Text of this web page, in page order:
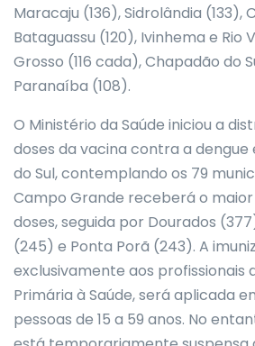
Maracaju (136), Sidrolândia (133),
Bataguassu (120), Ivinhema e Rio
Grosso (116 cada), Chapadão do
Paranaíba (108).
O Ministério da Saúde iniciou a
doses da vacina contra a dengue
do Sul, contemplando os 79
Campo Grande receberá o maior
doses, seguida por Dourados
(245) e Ponta Porã (243). A
exclusivamente aos profissionais
Primária à Saúde, será aplicada
pessoas de 15 a 59 anos. No